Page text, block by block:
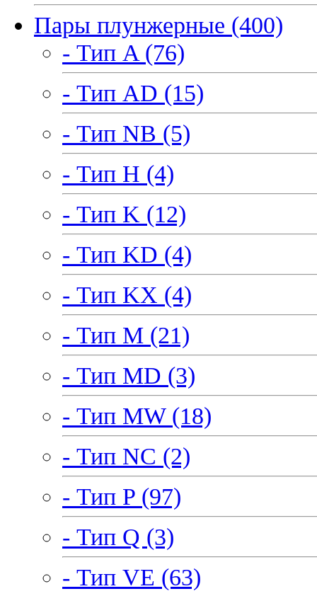
Пары плунжерные (400)
- Тип A (76)
- Тип AD (15)
- Тип NB (5)
- Тип H (4)
- Тип K (12)
- Тип KD (4)
- Тип KX (4)
- Тип M (21)
- Тип MD (3)
- Тип MW (18)
- Тип NC (2)
- Тип P (97)
- Тип Q (3)
- Тип VE (63)